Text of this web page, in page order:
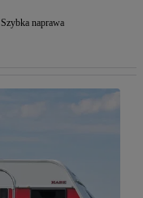
Szybka naprawa